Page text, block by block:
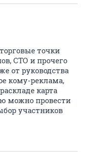
точки
СТО и прочего
от руководства
кому-реклама,
карта
можно провести
участников